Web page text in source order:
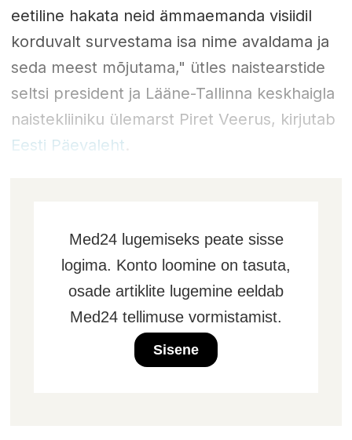
eetiline hakata neid ämmaemanda visiidil
korduvalt survestama isa nime avaldama ja
seda meest mõjutama," ütles naistearstide
seltsi president ja Lääne-Tallinna keskhaigla
naistekliiniku ülemarst Piret Veerus, kirjutab
Eesti Päevaleht
Med24 lugemiseks peate sisse
logima. Konto loomine on tasuta,
osade artiklite lugemine eeldab
Med24 tellimuse vormistamist.
Sisene